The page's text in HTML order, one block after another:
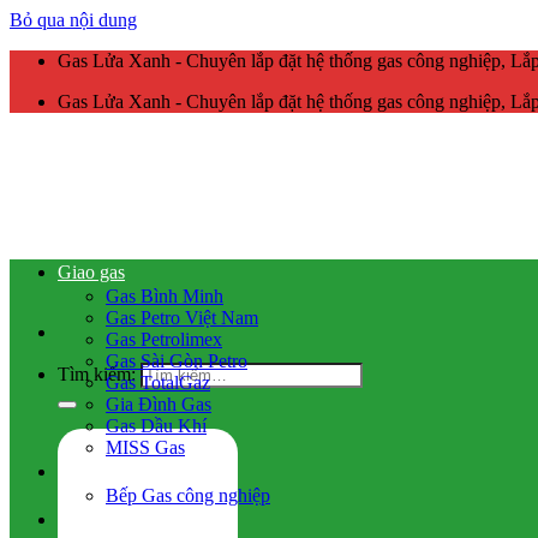
Bỏ qua nội dung
Gas Lửa Xanh - Chuyên lắp đặt hệ thống gas công nghiệp,
Gas Lửa Xanh - Chuyên lắp đặt hệ thống gas công nghiệp,
Tìm kiếm:
Giao gas
Gas Bình Minh
Gas Petro Việt Nam
Gas Petrolimex
Gas Sài Gòn Petro
Gas TotalGaz
Gia Đình Gas
Gas Dầu Khí
MISS Gas
Bếp Gas công nghiệp